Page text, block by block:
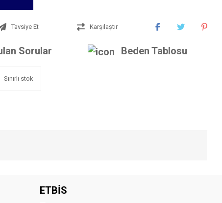
Tavsiye Et Karşılaştır
Sorular Beden Tablosu
Sınırlı stok
ETBİS